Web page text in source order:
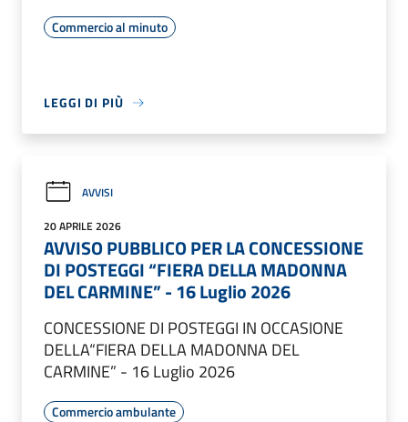
Commercio al minuto
LEGGI DI PIÙ
AVVISI
20 APRILE 2026
AVVISO PUBBLICO PER LA CONCESSIONE
DI POSTEGGI “FIERA DELLA MADONNA
DEL CARMINE” - 16 Luglio 2026
CONCESSIONE DI POSTEGGI IN OCCASIONE
DELLA“FIERA DELLA MADONNA DEL
CARMINE” - 16 Luglio 2026
Commercio ambulante